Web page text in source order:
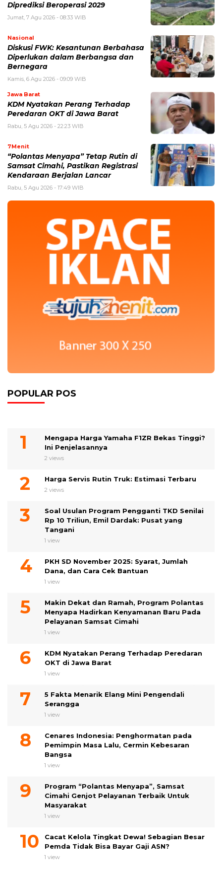
Diprediksi Beroperasi 2029
Jumat, 7 Agu 2026 - 08:33 WIB
Nasional
Diskusi FWK: Kesantunan Berbahasa
Diperlukan dalam Berbangsa dan
Bernegara
Kamis, 6 Agu 2026 - 09:09 WIB
Jawa Barat
KDM Nyatakan Perang Terhadap
Peredaran OKT di Jawa Barat
Rabu, 5 Agu 2026 - 22:23 WIB
7Menit
“Polantas Menyapa” Tetap Rutin di
Samsat Cimahi, Pastikan Registrasi
Kendaraan Berjalan Lancar
Rabu, 5 Agu 2026 - 17:49 WIB
POPULAR POS
Mengapa Harga Yamaha F1ZR Bekas Tinggi?
Ini Penjelasannya
2 views
Harga Servis Rutin Truk: Estimasi Terbaru
2 views
Soal Usulan Program Pengganti TKD Senilai
Rp 10 Triliun, Emil Dardak: Pusat yang
Tangani
1 view
PKH SD November 2025: Syarat, Jumlah
Dana, dan Cara Cek Bantuan
1 view
Makin Dekat dan Ramah, Program Polantas
Menyapa Hadirkan Kenyamanan Baru Pada
Pelayanan Samsat Cimahi
1 view
KDM Nyatakan Perang Terhadap Peredaran
OKT di Jawa Barat
1 view
5 Fakta Menarik Elang Mini Pengendali
Serangga
1 view
Cenares Indonesia: Penghormatan pada
Pemimpin Masa Lalu, Cermin Kebesaran
Bangsa
1 view
Program “Polantas Menyapa”, Samsat
Cimahi Genjot Pelayanan Terbaik Untuk
Masyarakat
1 view
Cacat Kelola Tingkat Dewa! Sebagian Besar
Pemda Tidak Bisa Bayar Gaji ASN?
1 view